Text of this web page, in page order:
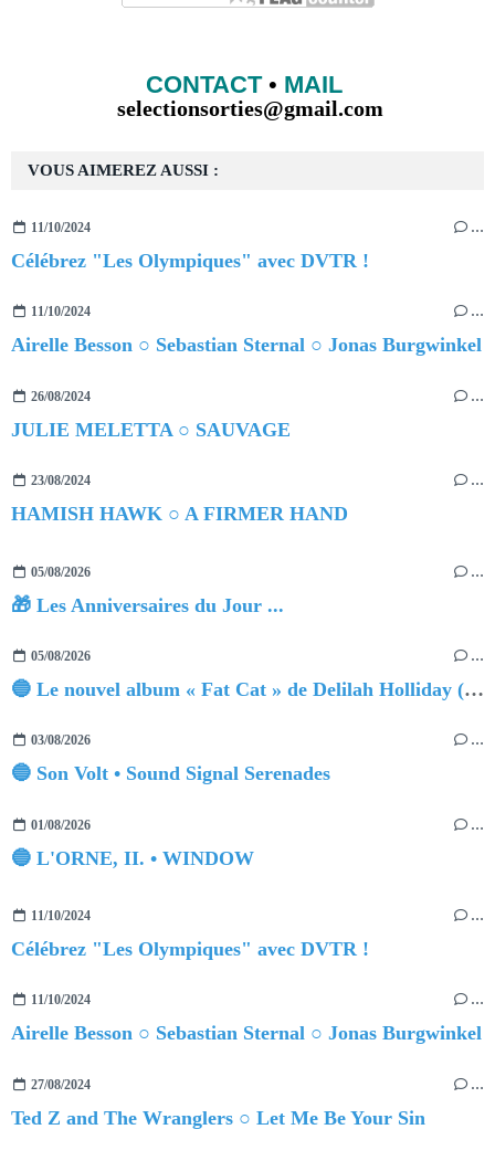
VOUS AIMEREZ AUSSI :
11/10/2024 …
Célébrez "Les Olympiques" avec DVTR !
11/10/2024 …
Airelle Besson ○ Sebastian Sternal ○ Jonas Burgwinkel
26/08/2024 …
JULIE MELETTA ○ SAUVAGE
23/08/2024 …
HAMISH HAWK ○ A FIRMER HAND
05/08/2026 …
🎁 Les Anniversaires du Jour ...
05/08/2026 …
🔵 Le nouvel album « Fat Cat » de Delilah Holliday (sortie le 30 Octobre 2026)
03/08/2026 …
🔵 Son Volt • Sound Signal Serenades
01/08/2026 …
🔵 L'ORNE, II. • WINDOW
11/10/2024 …
Célébrez "Les Olympiques" avec DVTR !
11/10/2024 …
Airelle Besson ○ Sebastian Sternal ○ Jonas Burgwinkel
27/08/2024 …
Ted Z and The Wranglers ○ Let Me Be Your Sin
CONTACT• MAIL
selectionsorties@gmail.com